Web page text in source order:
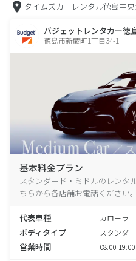
タイムズカーレンタル徳島中央
バジェットレンタカー徳
徳島市新蔵町1丁目34-1
基本料金プラン
スタンダード・ミドルのレンタ
ちらから各店舗お電話ください。
代表車種 カローラ
ボディタイプ スタンダ
営業時間 08:00-19:00